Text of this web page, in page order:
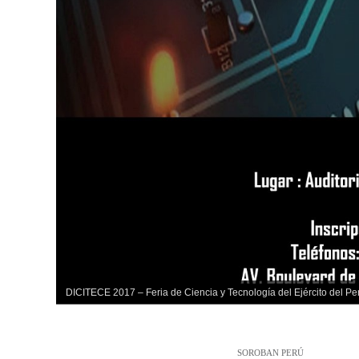
DICITECE 2017 – Feria de Ciencia y Tecnología del Ejército del
SOROBAN PERÚ